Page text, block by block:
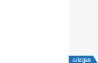
منوعات